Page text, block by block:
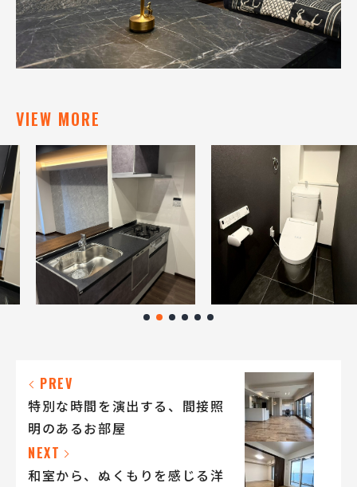
VIEW MORE
PREV
特別な時間を演出する、間接照
明のあるお部屋
NEXT
和室から、ぬくもりを感じる洋